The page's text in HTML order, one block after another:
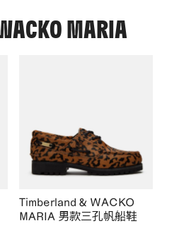
MARIA
Timberland & WACKO
MARIA 男款三孔帆船鞋